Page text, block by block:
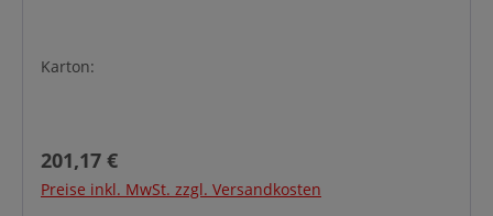
Karton:
Regulärer Preis:
201,17 €
Preise inkl. MwSt. zzgl. Versandkosten